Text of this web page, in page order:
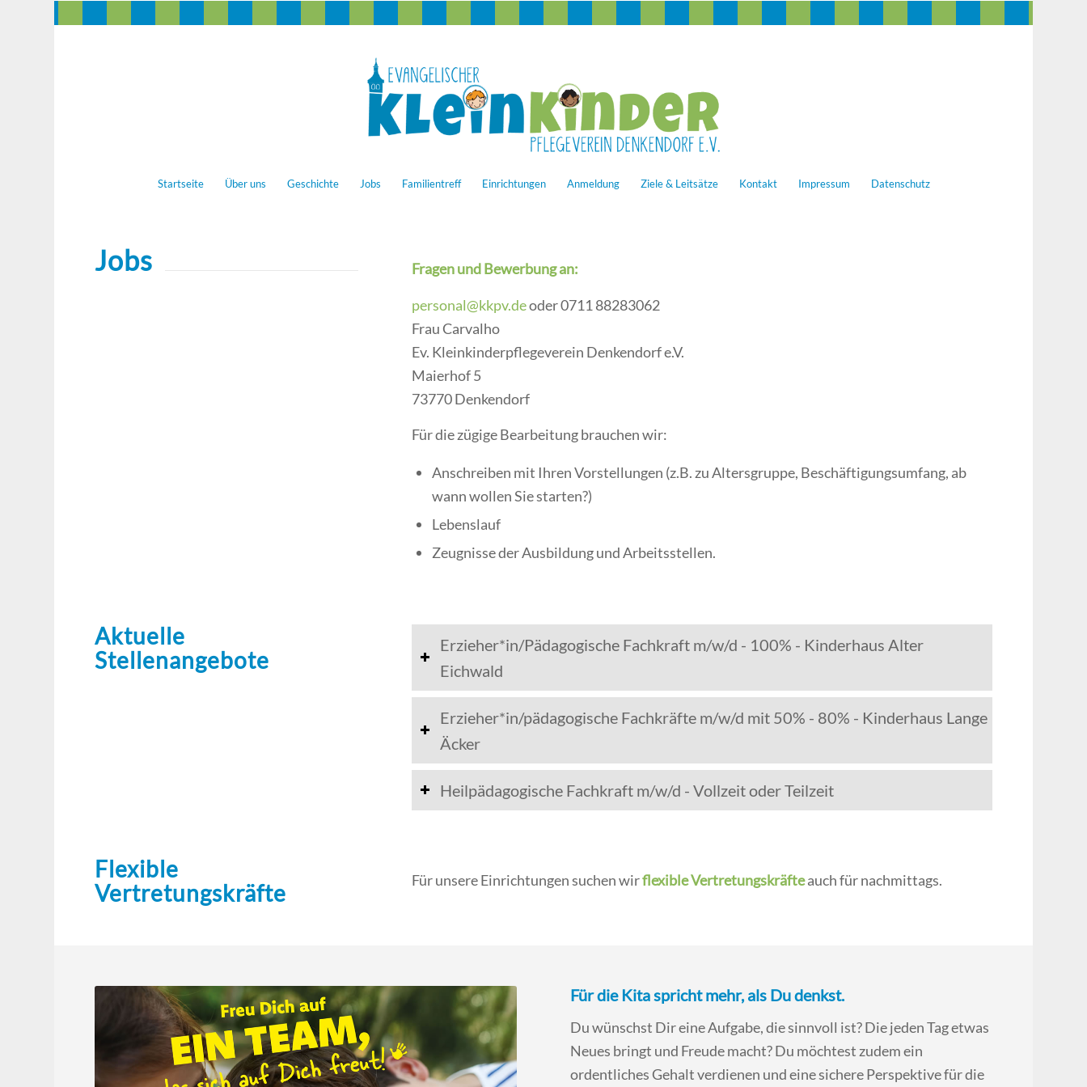
Startseite Über uns Geschichte Jobs Familientreff Einrichtungen Anmeldung Ziele & Leitsätze Kontakt Impressum Datenschutz
Jobs Fragen und Bewerbung an:
personal@kkpv.deoder 0711 88283062
Frau Carvalho
Ev. Kleinkinderpflegeverein Denkendorf e.V.
Maierhof 5
73770 Denkendorf
Für die zügige Bearbeitung brauchen wir:
Anschreiben mit Ihren Vorstellungen (z.B. zu Altersgruppe, Beschäftigungsumfang, ab
wann wollen Sie starten?)
Lebenslauf
Zeugnisse der Ausbildung und Arbeitsstellen.
Aktuelle
Stellenangebote
Erzieher*in/Pädagogische Fachkraft m/w/d - 100% - Kinderhaus Alter
Eichwald
Erzieher*in/pädagogische Fachkräfte m/w/d mit 50% - 80% - Kinderhaus Lange
Äcker
Heilpädagogische Fachkraft m/w/d - Vollzeit oder Teilzeit
Flexible
Vertretungskräfte
Für unsere Einrichtungen suchen wirflexible Vertretungskräfteauch für nachmittags.
Für die Kita spricht mehr, als Du denkst.
Du wünschst Dir eine Aufgabe, die sinnvoll ist? Die jeden Tag etwas
Neues bringt und Freude macht? Du möchtest zudem ein
ordentliches Gehalt verdienen und eine sichere Perspektive für die